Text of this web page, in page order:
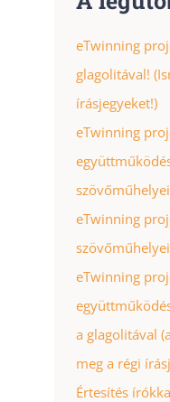
eTwinning
glagolitával!
írásjegyeket!)
eTwinning
eTwinning
eTwinning
a glagolitával
meg a régi
Értesítés